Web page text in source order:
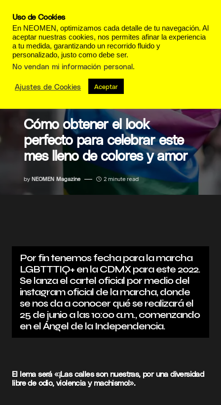
Cómo obtener el look
perfecto para celebrar este
mes lleno de colores y amor
by NEOMEN Magazine 2 minute read
Por fin tenemos fecha para la marcha
LGBTTTIQ+ en la CDMX para este 2022.
Se lanza el cartel oficial por medio del
instagram oficial de la marcha, donde
se nos da a conocer qué se realizará el
25 de junio a las 10:00 a.m., comenzando
en el Ángel de la Independencia.
El lema será «¡Las calles son nuestras, por una diversidad
libre de odio, violencia y machismo!».
Uso de Cookies
En NEOMEN, optimizamos cada detalle de tu navegación. Al
aceptar nuestras cookies, nos permites afinar la experiencia
a tu medida, garantizando un recorrido fluido y
personalizado, justo como debe ser.
No vendan mi información personal.
Ajustes de Cookies Aceptar